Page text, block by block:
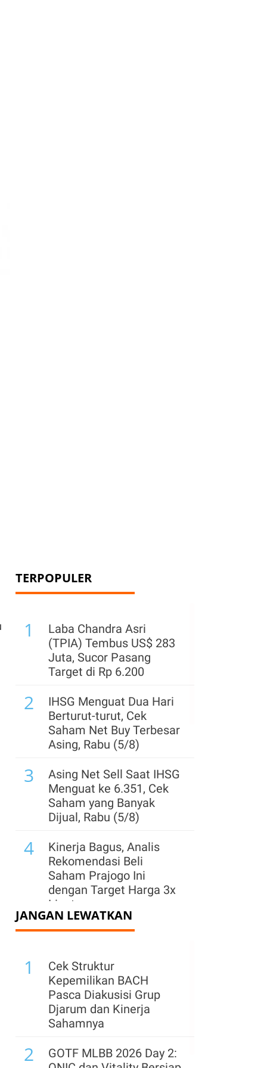
TERPOPULER
1
Laba Chandra Asri
(TPIA) Tembus US$ 283
Juta, Sucor Pasang
Target di Rp 6.200
2
IHSG Menguat Dua Hari
Berturut-turut, Cek
Saham Net Buy Terbesar
Asing, Rabu (5/8)
3
Asing Net Sell Saat IHSG
Menguat ke 6.351, Cek
Saham yang Banyak
Dijual, Rabu (5/8)
4
Kinerja Bagus, Analis
Rekomendasi Beli
Saham Prajogo Ini
dengan Target Harga 3x
Lipat
5
Wall Street Cetak Rekor
Jones Kembali Menguat
Harga Saham Ini Rp 595,
Investor Bisa Terima
Dividen dengan Yield 7%
7
Harga Saham Blue Chip
Ini Bangkit Saat Laporan
JANGAN LEWATKAN
1
Cek Struktur
Kepemilikan BACH
Pasca Diakusisi Grup
Djarum dan Kinerja
Sahamnya
2
GOTF MLBB 2026 Day 2: